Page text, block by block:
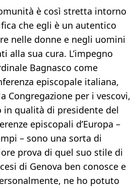
è così stretta intorno
che egli è un autentico
nelle donne e negli uomini
alla sua cura. L’impegno
Bagnasco come
episcopale italiana,
Congregazione per i vescovi,
in qualità di presidente del
episcopali d’Europa –
– sono una sorta di
prova di quel suo stile di
di Genova ben conosce e
ne ho potuto